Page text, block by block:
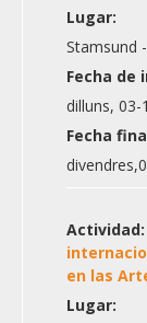
Lugar:
Stamsund
Fecha de
dilluns, 03-
Fecha
Actividad:
en las
Lugar: